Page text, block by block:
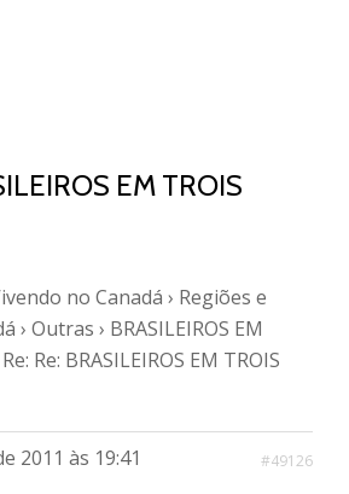
EM TROIS
no Canadá › Regiões e
› Outras › BRASILEIROS EM
Re: Re: BRASILEIROS EM TROIS
2011 às 19:41 #49126